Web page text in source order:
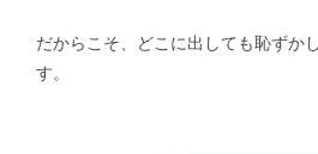
だからこそ、どこに出しても恥ずか
す。